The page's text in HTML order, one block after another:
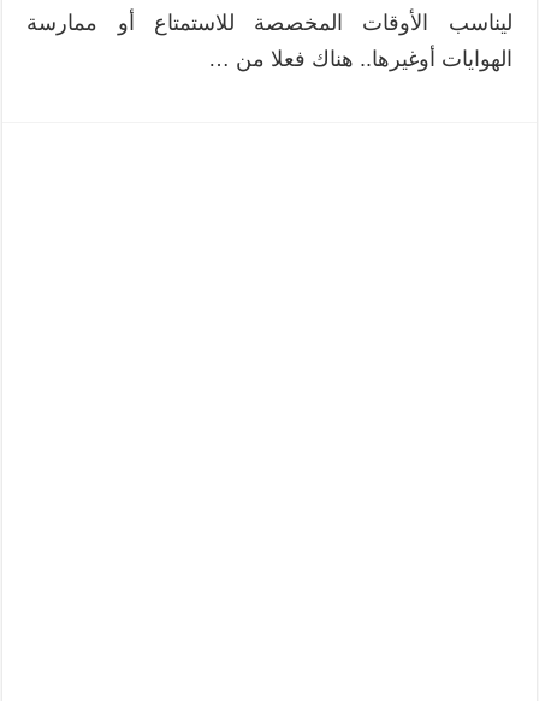
ليناسب الأوقات المخصصة للاستمتاع أو ممارسة
الهوايات أوغيرها.. هناك فعلا من …